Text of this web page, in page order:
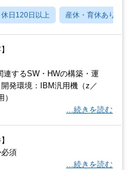
休日120日以上 産休・育休あり
連するSW・HWの構築・運
発環境：IBM汎用機（z／
…続きを読む
須
…続きを読む